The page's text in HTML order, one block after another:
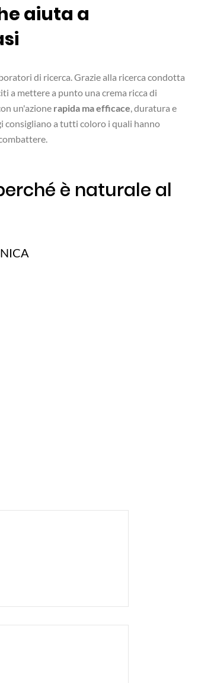
aiuta a
di ricerca. Grazie alla ricerca condotta
a mettere a punto una crema ricca di
un'azione rapida ma efficace, duratura e
consigliano a tutti coloro i quali hanno
è naturale al